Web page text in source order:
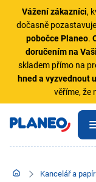
Vážení zákazníci,
dočasně
pobočce Planeo.
doručením na
skladem přímo na
hned a vyzvednout
věříme, že
Kancelář a